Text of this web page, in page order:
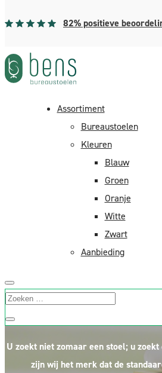
82% positieve
Assortiment
Bureaustoelen
Kleuren
Blauw
Groen
Oranje
Witte
Zwart
Aanbieding
U zoekt niet zomaar een stoel; u
zijn wij het merk dat de